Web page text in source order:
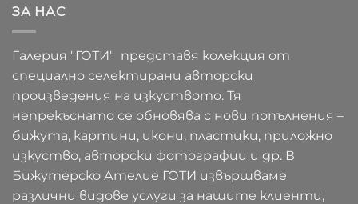
ЗА НАС
Галерия "ГОТИ" представя колекция от
специално селектирани авторски
произведения на изкуството. Тя
непрекъснато се обновява с нови попълнения –
бижута, картини, икони, пластики, приложно
изкуство, авторски фотографии и др. В
Бижутерско Ателие ГОТИ извършваме
различни видове услуги за нашите клиенти,